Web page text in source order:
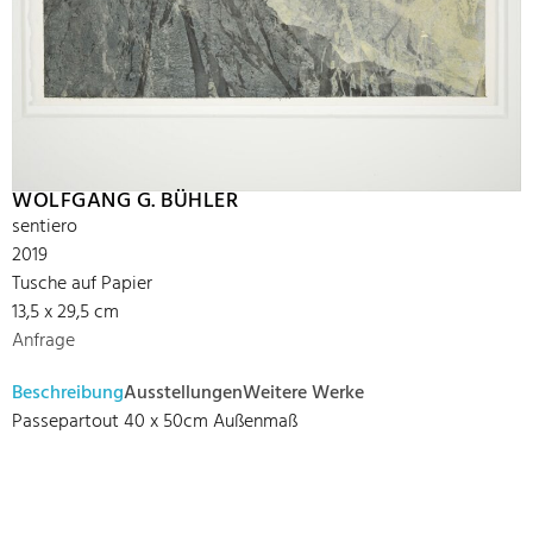
WOLFGANG G. BÜHLER
sentiero
2019
Tusche auf Papier
13,5 x 29,5 cm
Anfrage
BeschreibungAusstellungenWeitere Werke
Passepartout 40 x 50cm Außenmaß